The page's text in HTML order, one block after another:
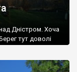
Дністром. Хоча
тут доволі
навколишніх